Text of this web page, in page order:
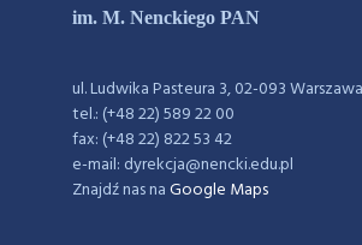
im. M. Nenckiego PAN
ul. Ludwika Pasteura 3, 02-093 Warszawa
tel.: (+48 22) 589 22 00
fax: (+48 22) 822 53 42
e-mail: dyrekcja@nencki.edu.pl
Znajdź nas naGoogle Maps